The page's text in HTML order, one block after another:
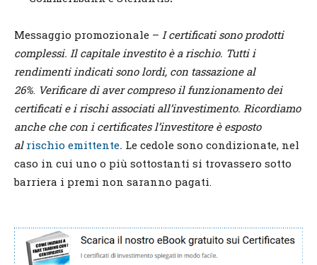
Messaggio promozionale – I certificati sono prodotti
complessi. Il capitale investito è a rischio. Tutti i
rendimenti indicati sono lordi, con tassazione al
26%. Verificare di aver compreso il funzionamento dei
certificati e i rischi associati all’investimento. Ricordiamo
anche che con i certificates l’investitore è esposto
al rischio emittente. Le cedole sono condizionate, nel
caso in cui uno o più sottostanti si trovassero sotto
barriera i premi non saranno pagati.